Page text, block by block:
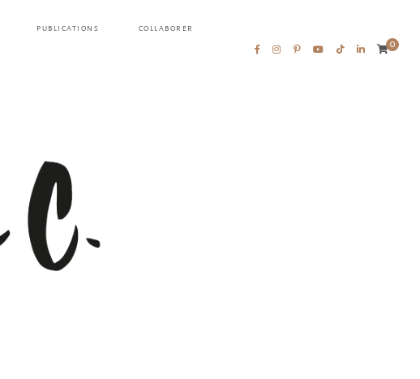
PUBLICATIONS COLLABORER
0